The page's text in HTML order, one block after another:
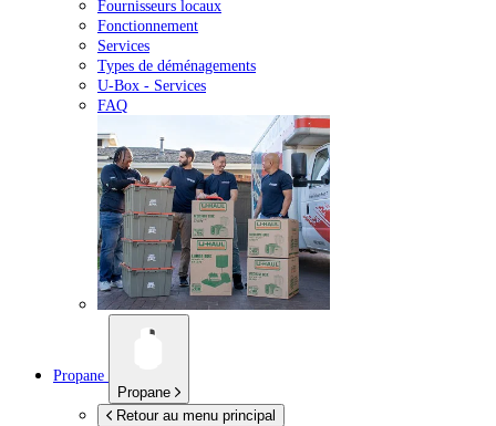
Fournisseurs locaux
Fonctionnement
Services
Types de déménagements
U-Box - Services
FAQ
Propane
Propane
Retour au menu principal